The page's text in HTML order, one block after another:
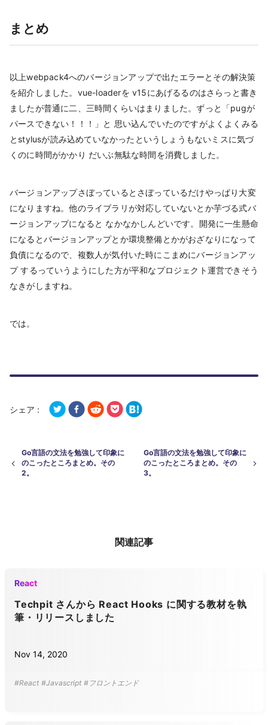
まとめ
以上webpack4へのバージョンアップで出たエラーとその解決策
を紹介しました。vue-loaderを v15にあげるるのはさらっと書き
ましたが普通に二、三時間くらいはまりました。ずっと「pugが
パースできない！！！」と 思い込んでいたのですがよくよくみる
とstylusが読み込めていなかったというしょうもないミスに気づ
くのに時間がかかり だいぶ無駄な時間を消費しました。
バージョンアップさぼっているとさぼっているだけやっぱり大変
になりますね。他のライブラリが対応していないとか芋づる式バ
ージョンアップになると なかなかしんどいです。開発に一生懸命
になるとバージョンアップとか環境整備とかがおざなりになって
負債になるので、複数人が気付いた時にこまめにバージョンアッ
プ するっていうようにした方が平和なプロジェクト運営できそう
なきがしますね。
では。
シェア :
Go言語の文法を勉強して印象に
のこったところまとめ。その
2。
Go言語の文法を勉強して印象に
のこったところまとめ。その
3。
関連記事
React
Techpit さんから React Hooks に関する教材を執
筆・リリースしました
Nov 14, 2020
#React #Javascript #フロントエンド